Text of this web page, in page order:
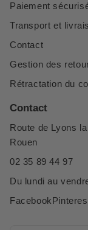
Paiement
Transport et
Contact
Gestion des
Rétractation du
Contact
Route de Lyons
Rouen
02 35 89 44 97
Du lundi au
Facebook